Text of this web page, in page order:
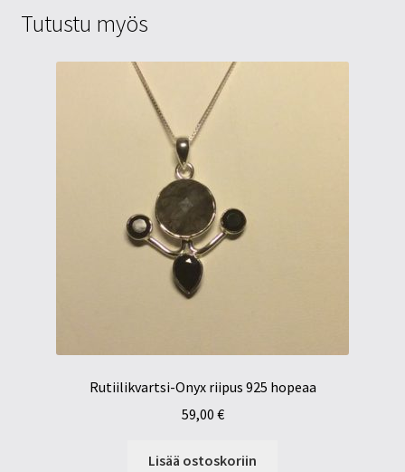
Tutustu myös
Rutiilikvartsi-Onyx riipus 925 hopeaa
59,00 €
Lisää ostoskoriin